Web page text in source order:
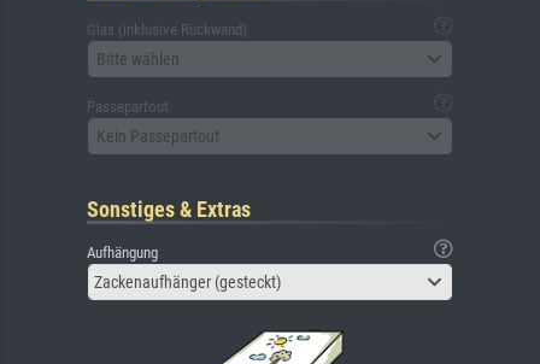
Glas (inklusive Rückwand)
Bitte wählen
Passepartout
Kein Passepartout
Sonstiges & Extras
Aufhängung
Zackenaufhänger (gesteckt)